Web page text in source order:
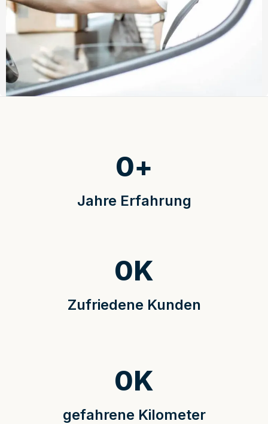
Jahre Erfahrung
0+
Zufriedene Kunden
0K
gefahrene Kilometer
0K